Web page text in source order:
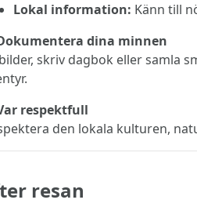
Lokal information: Känn till
dina minnen
skriv dagbok eller samla
respektfull
den lokala kulturen,
resan